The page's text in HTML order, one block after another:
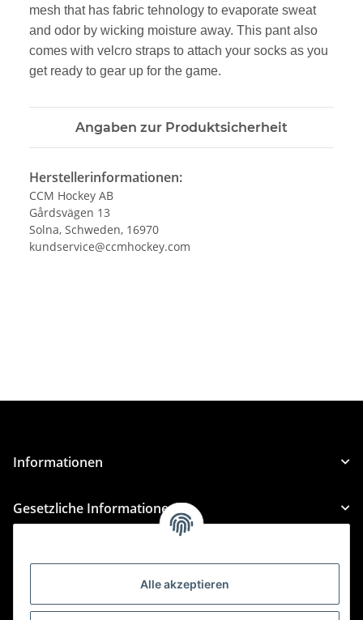
Alle akzeptieren
mesh that has fabric tehnology to evaporate sweat
and odor by wicking moisture away. This pant also
comes with velcro straps to attach your socks as you
get ready to gear up for the game.
Angaben zur Produktsicherheit
Herstellerinformationen:
CCM Hockey AB
Gårdsvägen 13
Solna, Schweden, 16970
kundservice@ccmhockey.com
Informationen
Gesetzliche Informationen
Für Custom Anfragen und Custom Bestellungen auch